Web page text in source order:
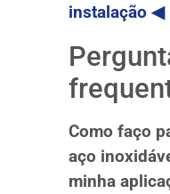
instalação ◀
Como faço
aço
minha